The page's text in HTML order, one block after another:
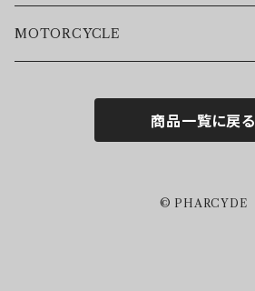
SWEAT
MOTORCYCLE
商品一覧に戻る
© PHARCYDE